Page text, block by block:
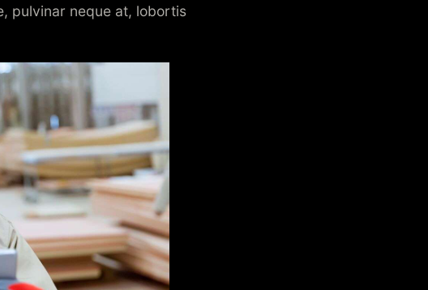
pulvinar neque at, lobortis